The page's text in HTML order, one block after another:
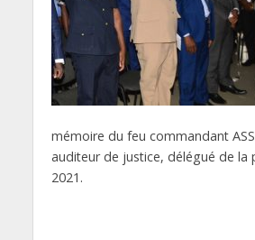
mémoire du feu commandant
auditeur de justice, délégué de la
2021.